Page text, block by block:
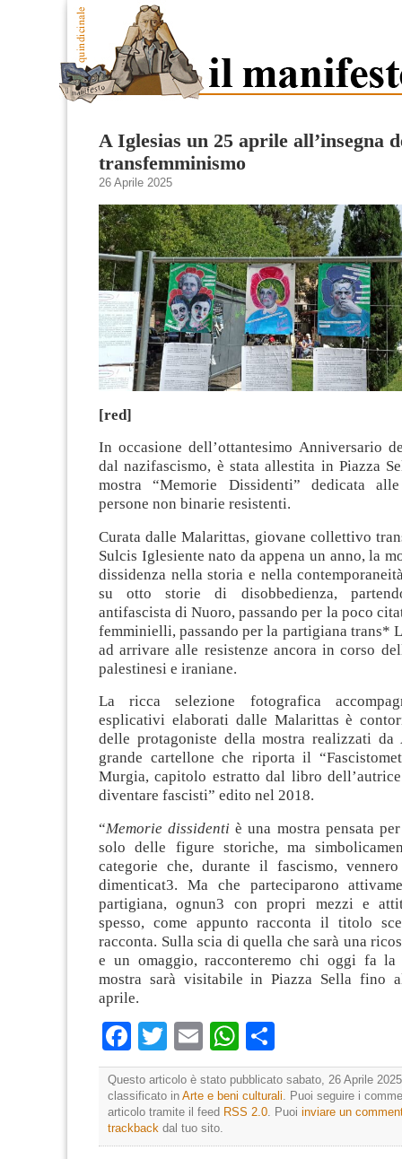
A Iglesias un 25 aprile all’insegna
transfemminismo
26 Aprile 2025
[red]
In occasione dell’ottantesimo Anniversario
dal nazifascismo, è stata allestita in Piazza
mostra “Memorie Dissidenti” dedicata
persone non binarie resistenti.
Curata dalle Malarittas, giovane collettivo
Sulcis Iglesiente nato da appena un anno, la
dissidenza nella storia e nella
su otto storie di disobbedienza,
antifascista di Nuoro, passando per la poco
femminielli, passando per la partigiana trans*
ad arrivare alle resistenze ancora in corso
palestinesi e iraniane.
La ricca selezione fotografica
esplicativi elaborati dalle Malarittas è
delle protagoniste della mostra realizzati
grande cartellone che riporta il
Murgia, capitolo estratto dal libro
diventare fascisti” edito nel 2018.
“Memorie dissidentiè una mostra pensata
solo delle figure storiche, ma
categorie che, durante il fascismo,
dimenticat3. Ma che parteciparono
partigiana, ognun3 con propri mezzi e
spesso, come appunto racconta il titolo
racconta. Sulla scia di quella che sarà una
e un omaggio, racconteremo chi oggi fa la
mostra sarà visitabile in Piazza Sella fino
aprile.
Facebook
TwitterEmailWhatsApp
Questo articolo è stato pubblicato sabato, 26 Aprile
classificato in Arte e beni culturali . Puoi seguire i
articolo tramite il feed RSS 2.0 . Puoi inviare un
trackback dal tuo sito.